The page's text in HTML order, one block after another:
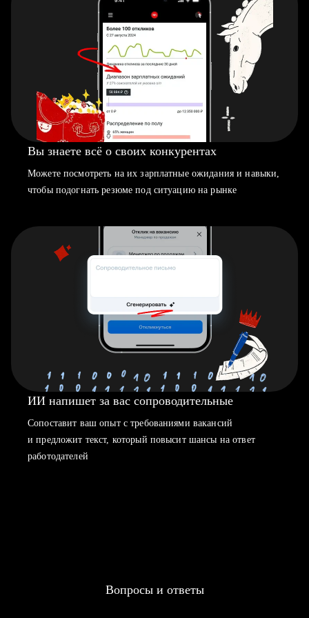
Вы знаете всё о своих конкурентах
Можете посмотреть на их зарплатные ожидания и навыки,
чтобы подогнать резюме под ситуацию на рынке
ИИ напишет за вас сопроводительные
Сопоставит ваш опыт с требованиями вакансий
и предложит текст, который повысит шансы на ответ
работодателей
Вопросы и ответы